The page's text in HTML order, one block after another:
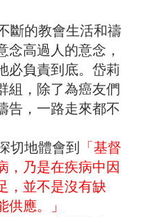
的教會生活和禱
念高過人的意念，
必負責到底。岱莉
組，除了為癌友們
告，一路走來都不
地體會到
「基督
，乃是在疾病中因
，並不是沒有缺
應。」